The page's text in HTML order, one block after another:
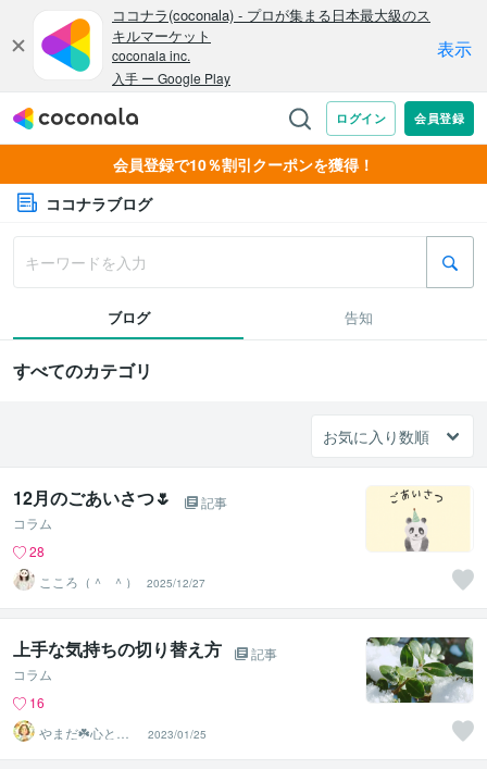
会員登録で10％割引クーポンを獲得！
ココナラブログ
ブログ 告知
すべてのカテゴリ
12月のごあいさつ🌷
記事
コラム
28
こころ（＾_＾）
2025/12/27
上手な気持ちの切り替え方
記事
コラム
16
やまだ☘️心と頭
がスッキリ整う
サロン
2023/01/25